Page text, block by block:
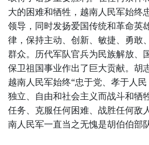
大的困难和牺牲，越南人民军始终
领导，同时发扬爱国传统和革命英
律，保持主动、创新、敏捷、勇敢
群众。历代军队官兵为民族解放、
保卫祖国事业作出了巨大贡献。胡
越南人民军始终“忠于党、孝于人
独立、自由和社会主义而战斗和牺
任务、克服任何困难、战胜任何敌
南人民军一直当之无愧是胡伯伯部